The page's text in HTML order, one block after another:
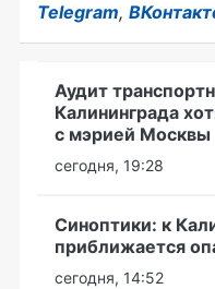
Telegram,
Аудит
Калининграда
с мэрией Москвы
сегодня, 19:28
Синоптики: к
приближается
сегодня, 14:52